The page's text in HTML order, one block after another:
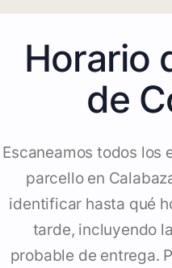
Horario
de
Escaneamos todos los
parcello en
identificar hasta qué
tarde, incluyendo
probable de entrega.